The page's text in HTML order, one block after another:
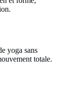
yoga sans
totale.